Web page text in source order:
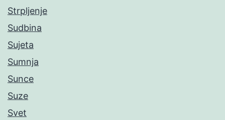
Strpljenje
Sudbina
Sujeta
Sumnja
Sunce
Suze
Svet